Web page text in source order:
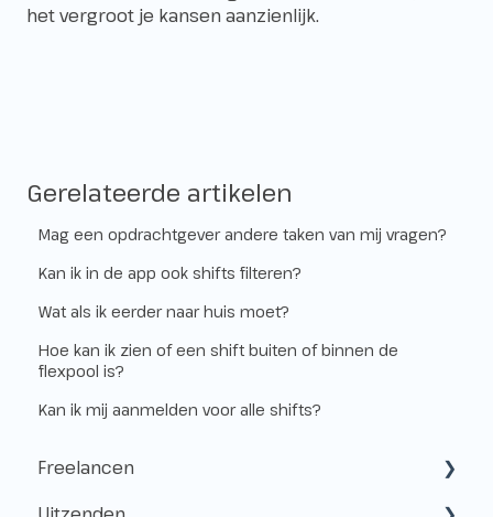
het vergroot je kansen aanzienlijk.
Gerelateerde artikelen
Mag een opdrachtgever andere taken van mij vragen?
Kan ik in de app ook shifts filteren?
Wat als ik eerder naar huis moet?
Hoe kan ik zien of een shift buiten of binnen de
flexpool is?
Kan ik mij aanmelden voor alle shifts?
Freelancen